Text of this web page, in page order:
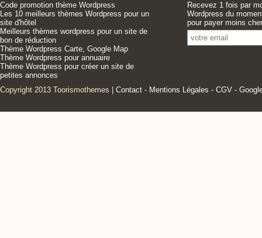
Code promotion thème Wordpress
Les 10 meilleurs thèmes Wordpress pour un
site d'hôtel
Meilleurs thèmes wordpress pour un site de
bon de réduction
Thème Wordpress Carte, Google Map
Thème Wordpress pour annuaire
Thème Wordpress pour créer un site de
petites annonces
Recevez 1 fois par
Wordpress du
pour payer moins
Copyright 2013 Toorismothemes | Contact - Mentions Légales - CGV -